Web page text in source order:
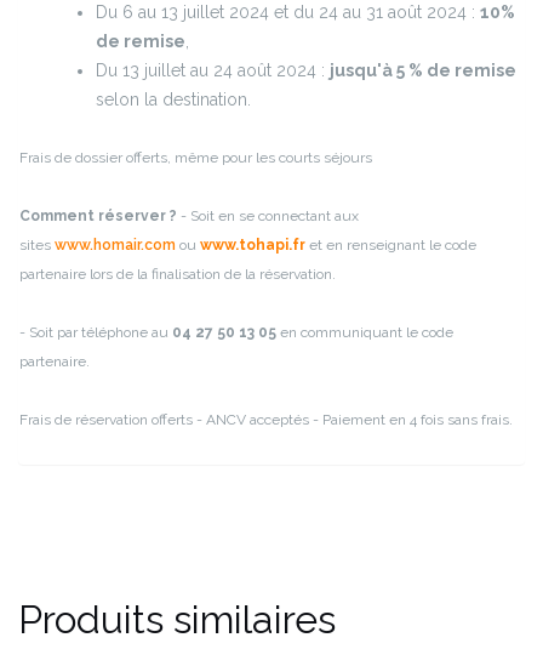
Du 6 au 13 juillet 2024 et du 24 au 31 août 2024 : 10%
de remise
Du 13 juillet au 24 août 2024 : jusqu'à 5 % de remise
selon la destination.
Frais de dossier offerts, même pour les courts séjours
Comment réserver ? - Soit en se connectant aux
sites www.homair.com ou www.tohapi.fr et en renseignant le code
partenaire lors de la finalisation de la réservation.
- Soit par téléphone au 04 27 50 13 05 en communiquant le code
partenaire.
Frais de réservation offerts - ANCV acceptés - Paiement en 4 fois sans frais.
Produits similaires